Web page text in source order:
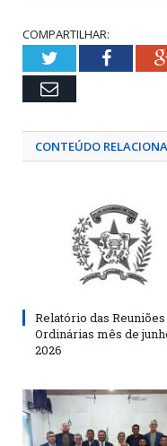
COMPARTILHAR:
Twitter
Email
CONTEÚDO
Relatório das Reuniões
Ordinárias mês de
2026